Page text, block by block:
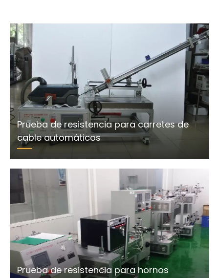
Prueba de resistencia para carretes de
cable automáticos
Prueba de resistencia para hornos